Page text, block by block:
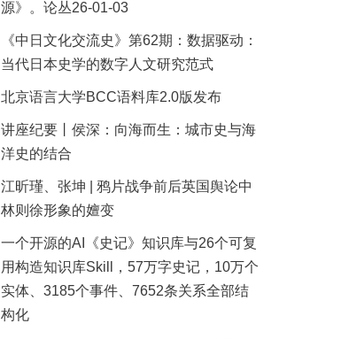
源》。论丛26-01-03
《中日文化交流史》第62期：数据驱动：
当代日本史学的数字人文研究范式
北京语言大学BCC语料库2.0版发布
讲座纪要丨侯深：向海而生：城市史与海
洋史的结合
江昕瑾、张坤 | 鸦片战争前后英国舆论中
林则徐形象的嬗变
一个开源的AI《史记》知识库与26个可复
用构造知识库Skill，57万字史记，10万个
实体、3185个事件、7652条关系全部结
构化